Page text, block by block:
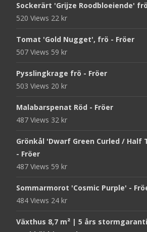
Sockerärt 'Grijze Roodbloeiende'
520 Views 22 kr
Tomat 'Gold Nugget', frö - Fröer
507 Views 59 kr
Pysslingkrage frö - Fröer
503 Views 20 kr
Malabarspenat Röd - Fröer
487 Views 32 kr
Grönkål 'Dwarf Green Curled / Half
- Fröer
487 Views 59 kr
Sommarmorot 'Cosmic Purple' -
484 Views 24 kr
Växthus 8,7 m² | 5 års